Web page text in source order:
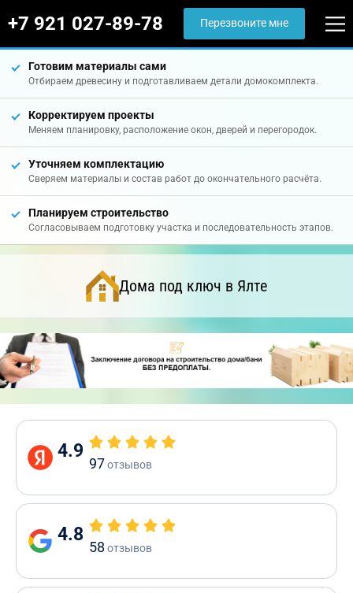
+7 921 027-89-78 Перезвоните мне
Готовим материалы сами
Отбираем древесину и подготавливаем детали домокомплекта.
Корректируем проекты
Меняем планировку, расположение окон, дверей и перегородок.
Уточняем комплектацию
Сверяем материалы и состав работ до окончательного расчёта.
Планируем строительство
Согласовываем подготовку участка и последовательность этапов.
Дома под ключ в Ялте
4.9
97отзывов
4.8
58 отзывов